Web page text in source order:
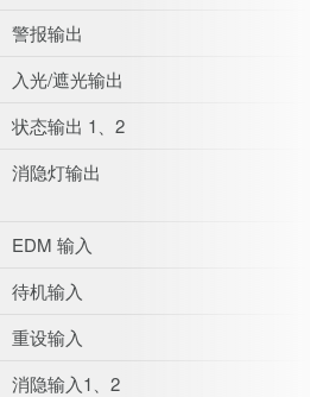
警报输出
入光/遮光输出
状态输出 1、2
消隐灯输出
EDM 输入
待机输入
重设输入
消隐输入1、2